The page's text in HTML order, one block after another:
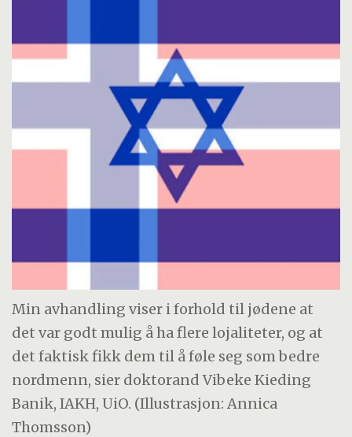
Min avhandling viser i forhold til jødene at
det var godt mulig å ha flere lojaliteter, og at
det faktisk fikk dem til å føle seg som bedre
nordmenn, sier doktorand Vibeke Kieding
Banik, IAKH, UiO. (Illustrasjon: Annica
Thomsson)